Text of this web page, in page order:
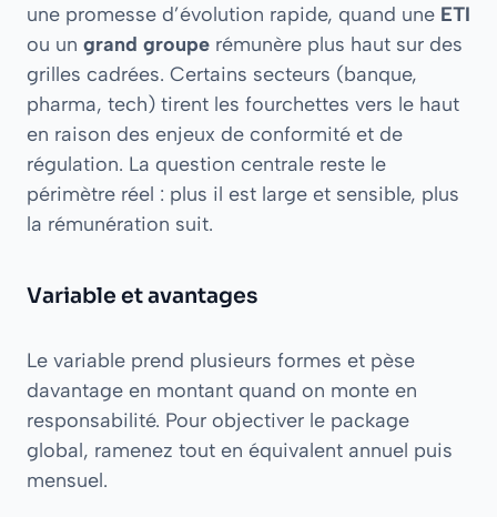
une promesse d’évolution rapide, quand une ETI
ou un grand groupe rémunère plus haut sur des
grilles cadrées. Certains secteurs (banque,
pharma, tech) tirent les fourchettes vers le haut
en raison des enjeux de conformité et de
régulation. La question centrale reste le
périmètre réel : plus il est large et sensible, plus
la rémunération suit.
Variable et avantages
Le variable prend plusieurs formes et pèse
davantage en montant quand on monte en
responsabilité. Pour objectiver le package
global, ramenez tout en équivalent annuel puis
mensuel.